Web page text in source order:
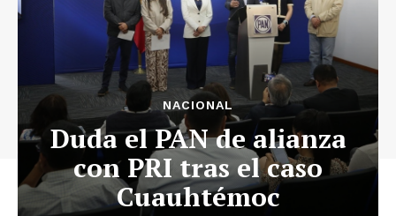
NACIONAL
Duda el PAN de alianza
con PRI tras el caso
Cuauhtémoc